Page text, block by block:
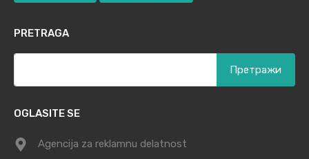
PRETRAGA
OGLASITE SE
Agencija za reklamnu delatnost